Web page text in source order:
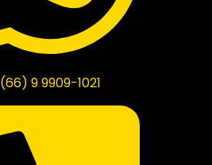
(66) 9 9909-1021